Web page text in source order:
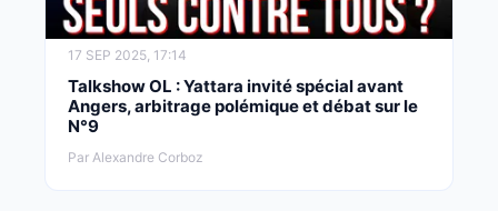
17 SEP 2025, 17:14
Talkshow OL : Yattara invité spécial avant
Angers, arbitrage polémique et débat sur le
N°9
Par Alexandre Corboz